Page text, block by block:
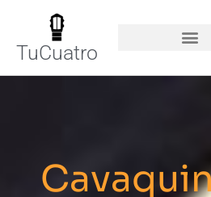
TuCuatro